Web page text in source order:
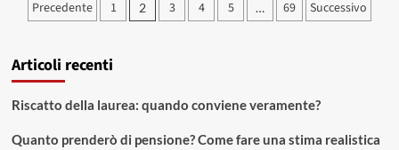
dubbi
sui
in
conviene
prima
Paginazione
articoli
Precedente 1 2 3 4 5 … 69 Successivo
Articoli recenti
Riscatto della laurea: quando conviene veramente?
Quanto prenderò di pensione? Come fare una stima realistica